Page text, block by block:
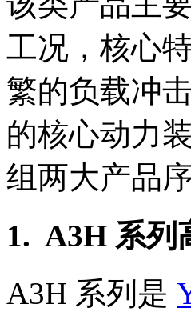
工况，核心
繁的负载冲
的核心动力
组两大产品序
1. A3H 系列
A3H 系列是